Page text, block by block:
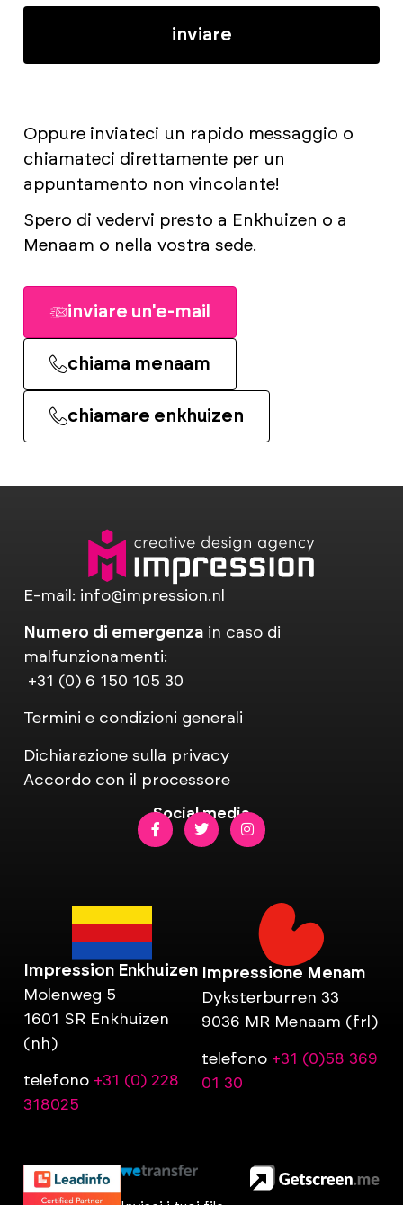
inviare
Oppure inviateci un rapido messaggio o
chiamateci direttamente per un
appuntamento non vincolante!
Spero di vedervi presto a Enkhuizen o a
Menaam o nella vostra sede.
inviare un'e-mail
chiama menaam
chiamare enkhuizen
E-mail: info@impression.nl
Numero di emergenzain caso di
malfunzionamenti:
+31 (0) 6 150 105 30
Termini e condizioni generali
Dichiarazione sulla privacy
Accordo con il processore
Social media
Impression Enkhuizen
Molenweg 5
1601 SR Enkhuizen
(nh)
telefono +31 (0) 228
318025
Impressione Menam
Dyksterburren 33
9036 MR Menaam (frl)
telefono +31 (0)58 369
01 30